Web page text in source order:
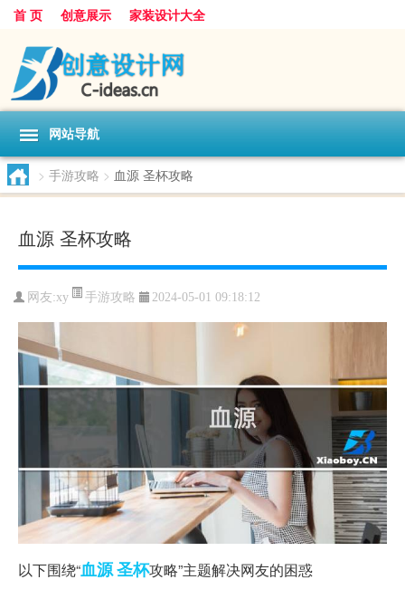
首 页 创意展示 家装设计大全
网站导航
> 手游攻略 > 血源 圣杯攻略
血源 圣杯攻略
网友:xy 手游攻略 2024-05-01 09:18:12
以下围绕“血源圣杯攻略”主题解决网友的困惑